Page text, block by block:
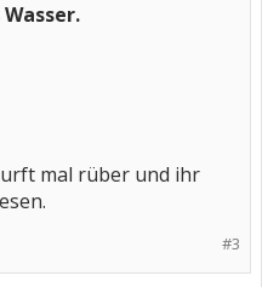
mal rüber und ihr
#3